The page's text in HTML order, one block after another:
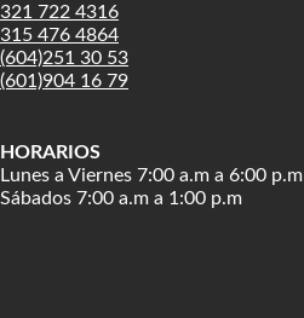
321 722 4316
315 476 4864
(604)251 30 53
(601)904 16 79
HORARIOS
Lunes a Viernes 7:00 a.m a 6:00 p.m
Sábados 7:00 a.m a 1:00 p.m